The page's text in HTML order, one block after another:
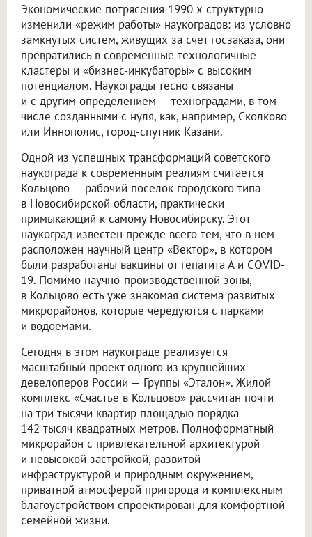
Экономические потрясения 1990-х структурно
изменили «режим работы» наукоградов: из условно
замкнутых систем, живущих за счет госзаказа, они
превратились в современные технологичные
кластеры и «бизнес-инкубаторы» с высоким
потенциалом. Наукограды тесно связаны
и с другим определением — техноградами, в том
числе созданными с нуля, как, например, Сколково
или Иннополис, город-спутник Казани.
Одной из успешных трансформаций советского
наукограда к современным реалиям считается
Кольцово — рабочий поселок городского типа
в Новосибирской области, практически
примыкающий к самому Новосибирску. Этот
наукоград известен прежде всего тем, что в нем
расположен научный центр «Вектор», в котором
были разработаны вакцины от гепатита А и COVID-
19. Помимо научно-производственной зоны,
в Кольцово есть уже знакомая система развитых
микрорайонов, которые чередуются с парками
и водоемами.
Сегодня в этом наукограде реализуется
масштабный проект одного из крупнейших
девелоперов России — Группы «Эталон». Жилой
комплекс «Счастье в Кольцово» рассчитан почти
на три тысячи квартир площадью порядка
142 тысяч квадратных метров. Полноформатный
микрорайон с привлекательной архитектурой
и невысокой застройкой, развитой
инфраструктурой и природным окружением,
приватной атмосферой пригорода и комплексным
благоустройством спроектирован для комфортной
семейной жизни.